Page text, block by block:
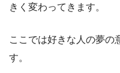
きく変わってきます。
ここでは好きな人の夢の
す。